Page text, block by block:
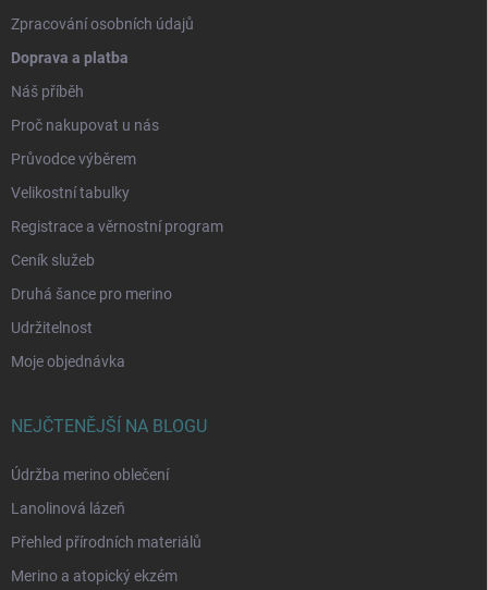
Zpracování osobních údajů
Doprava a platba
Náš příběh
Proč nakupovat u nás
Průvodce výběrem
Velikostní tabulky
Registrace a věrnostní program
Ceník služeb
Druhá šance pro merino
Udržitelnost
Moje objednávka
NEJČTENĚJŠÍ NA BLOGU
Údržba merino oblečení
Lanolinová lázeň
Přehled přírodních materiálů
Merino a atopický ekzém